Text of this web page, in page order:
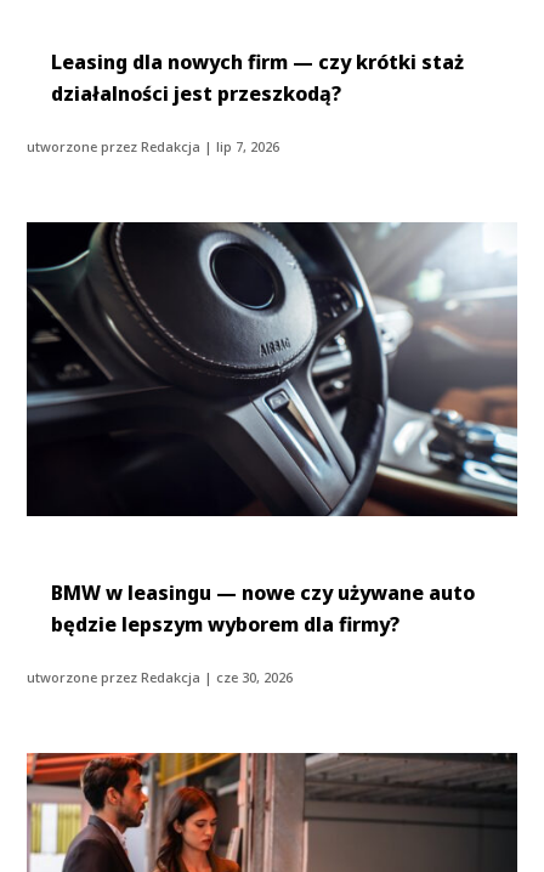
Leasing dla nowych firm — czy krótki staż
działalności jest przeszkodą?
utworzone przezRedakcja |lip 7, 2026
BMW w leasingu — nowe czy używane auto
będzie lepszym wyborem dla firmy?
utworzone przezRedakcja | cze 30, 2026